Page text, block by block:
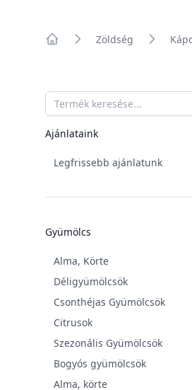
Zöldség
Kategóriák
Ajánlataink
Legfrissebb ajánlatunk
Gyümölcs
Alma, Körte
Déligyümölcsök
Csonthéjas Gyümölcsök
Citrusok
Szezonális Gyümölcsök
Bogyós gyümölcsök
Alma, körte